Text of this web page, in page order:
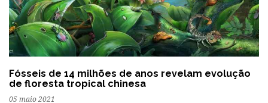
Fósseis de 14 milhões de anos revelam evolução
de floresta tropical chinesa
05 maio 2021